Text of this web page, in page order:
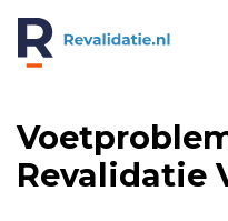
Revalidatie